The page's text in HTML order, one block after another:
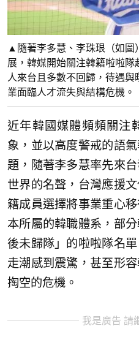
▲隨著李多慧、李珠珢（如圖
展，韓媒開始關注韓籍啦啦
人來台且多數不回歸，待遇
業面臨人才流失與結構危機。
近年韓國媒體頻頻關注
象，並以高度警戒的語
題，隨著李多慧率先來
世界的名聲，台灣應援
籍成員選擇將事業重心
本所屬的韓職體系，部
後未歸隊」的啦啦隊名
走潮感到震驚，甚至形
掏空的危機。
我是廣告 請